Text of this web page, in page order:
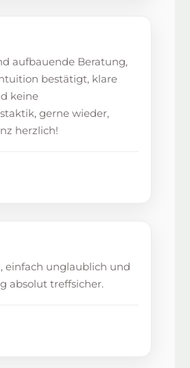
aufbauende Beratung,
bestätigt, klare
keine
gerne wieder,
herzlich!
einfach unglaublich und
absolut treffsicher.